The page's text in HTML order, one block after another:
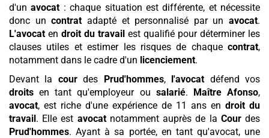
d'unavocat : chaque situation est différente, et nécessite
donc uncontrat adapté et personnalisé par un avocat.
L'avocat en droit du travail est qualifié pour déterminer les
clauses utiles et estimer les risques de chaque contrat,
notamment dans le cadre d'un licenciement.
Devant la courdes Prud'hommes, l'avocat défend vos
droits en tant qu'employeur ou salarié. Maître Afonso,
avocat, est riche d'une expérience de 11 ans en droit du
travail. Elle est avocatnotamment auprès de la Courdes
Prud'hommes. Ayant à sa portée, en tant qu'avocat, une